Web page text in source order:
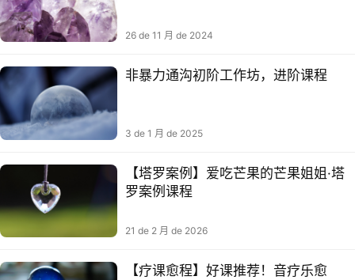
联系我们
26 de 11 月 de 2024
非暴力通沟‬初阶工作坊，进阶课程
3 de 1 月 de 2025
【塔罗案例】爱吃芒果的芒果姐姐·塔
罗案例课程
21 de 2 月 de 2026
【疗课愈‬程】好课推荐！音疗乐‬愈